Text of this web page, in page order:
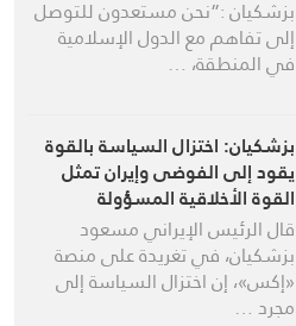
بزشكيان :”نحن مستعدون للتوصل
إلى تفاهم مع الدول الإسلامية
في المنطقة، …
بزشكيان: اختزال السياسة بالقوة
يقود إلى الفوضى وإيران تمثل
القوة الأخلاقية المسؤولة
قال الرئيس الإيراني مسعود
بزشكيان، في تغريدة على منصة
«إكس»، إن اختزال السياسة إلى
مجرد …